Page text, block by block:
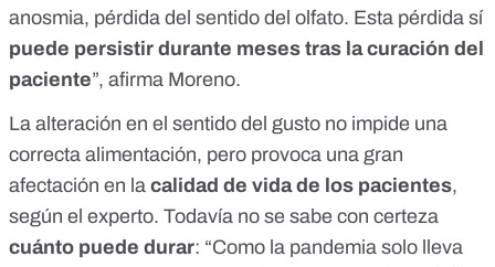
anosmia, pérdida del sentido del olfato. Esta pérdida sí
puede persistir durante meses tras la curación del
paciente”, afirma Moreno.
La alteración en el sentido del gusto no impide una
correcta alimentación, pero provoca una gran
afectación en la calidad de vida de los pacientes,
según el experto. Todavía no se sabe con certeza
cuánto puede durar: “Como la pandemia solo lleva